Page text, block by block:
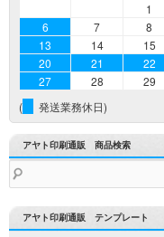
1
6
7 8
13
14 15
20
21 22
27
28 29
(
発送業務休日)
アヤト印刷通販 商品検索
検
索:
アヤト印刷通販 テンプレート